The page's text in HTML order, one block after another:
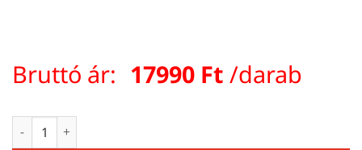
Bruttó ár: 17990 Ft /darab
Henkel Ceresit CR 90 kristályképző vízszigetelő 25 kg